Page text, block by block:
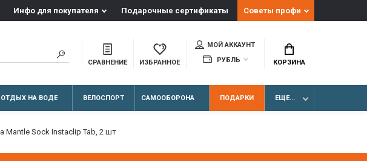
Инфо для покупателя Подарочные сертификаты Советы профи
СРАВНЕНИЕ ИЗБРАННОЕ
МОЙ АККАУНТ
РУБЛЬ
КОРЗИНА
НА ВОДЕ ВЕЛОСПОРТ САМООБОРОНА ПОДАРКИ ЕЩЕ...
Mantle Sock Instaclip Tab, 2 шт